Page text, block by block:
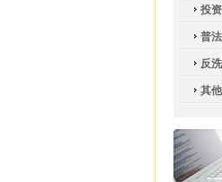
投
普
反
其他